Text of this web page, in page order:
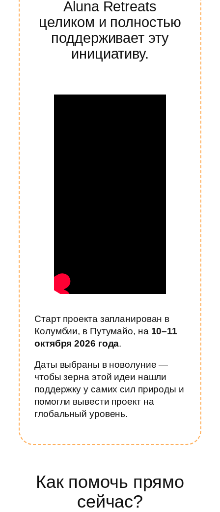
Aluna Retreats
целиком и полностью
поддерживает эту
инициативу.
Старт проекта запланирован в
Колумбии, в Путумайо, на 10–11
октября 2026 года.
Даты выбраны в новолуние —
чтобы зерна этой идеи нашли
поддержку у самих сил природы и
помогли вывести проект на
глобальный уровень.
Как помочь прямо
сейчас?